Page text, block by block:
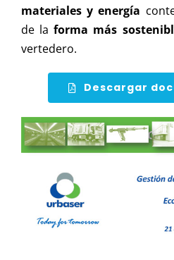
materiales y energía
de la forma más
vertedero.
Descargar